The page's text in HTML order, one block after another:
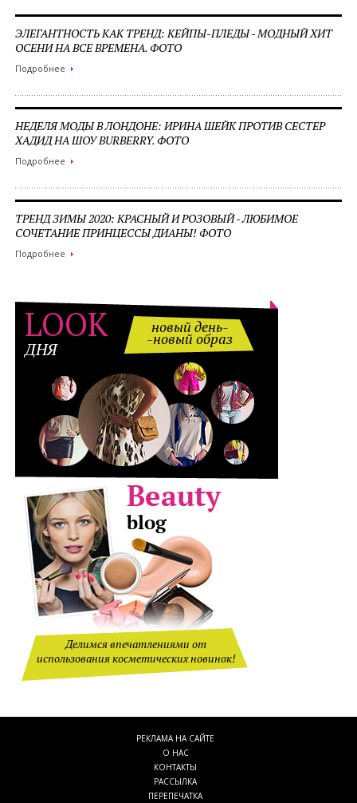
ЭЛЕГАНТНОСТЬ КАК ТРЕНД: КЕЙПЫ-ПЛЕДЫ - МОДНЫЙ ХИТ
ОСЕНИ НА ВСЕ ВРЕМЕНА. ФОТО
Подробнее
НЕДЕЛЯ МОДЫ В ЛОНДОНЕ: ИРИНА ШЕЙК ПРОТИВ СЕСТЕР
ХАДИД НА ШОУ BURBERRY. ФОТО
Подробнее
ТРЕНД ЗИМЫ 2020: КРАСНЫЙ И РОЗОВЫЙ - ЛЮБИМОЕ
СОЧЕТАНИЕ ПРИНЦЕССЫ ДИАНЫ! ФОТО
Подробнее
LOOK
ДНЯ
новый день-
-новый образ
Делимся впечатлениями от
использования косметических новинок!
РЕКЛАМА НА САЙТЕ
О НАС
КОНТАКТЫ
РАССЫЛКА
ПЕРЕПЕЧАТКА